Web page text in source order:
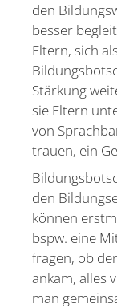
den
besser
Eltern, sich
Stärkung
sie Eltern
von
trauen, ein
den
können
bspw. eine
fragen, ob
ankam, alles
man